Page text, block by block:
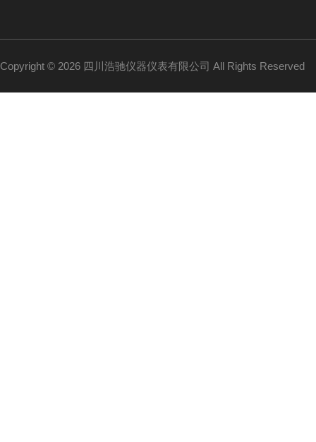
Copyright © 2026 四川浩驰仪器仪表有限公司 All Rights Reserved